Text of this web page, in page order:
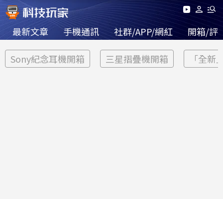
最新文章 手機通訊 社群/APP/網紅 開箱/評
Sony紀念耳機開箱 三星摺疊機開箱 「全新